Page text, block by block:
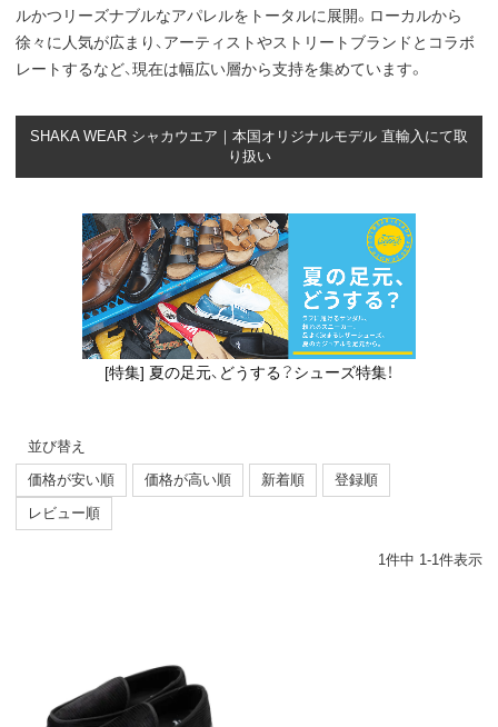
ルかつリーズナブルなアパレルをトータルに展開。ローカルから
徐々に人気が広まり、アーティストやストリートブランドとコラボ
レートするなど、現在は幅広い層から支持を集めています。
SHAKA WEAR シャカウエア｜本国オリジナルモデル 直輸入にて取
り扱い
[特集] 夏の足元、どうする？シューズ特集！
並び替え
価格が安い順
価格が高い順 新着順
登録順
レビュー順
1 件中 1 -1 件表示